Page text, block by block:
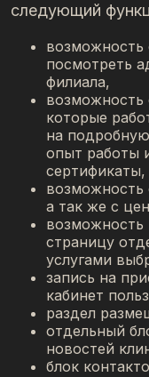
следующий
возможность
посмотреть
филиала,
возможность
которые
на
опыт работы
возможность
а так же с
возможность
страницу
услугами
запись на
кабинет
раздел
отдельный
новостей
блок